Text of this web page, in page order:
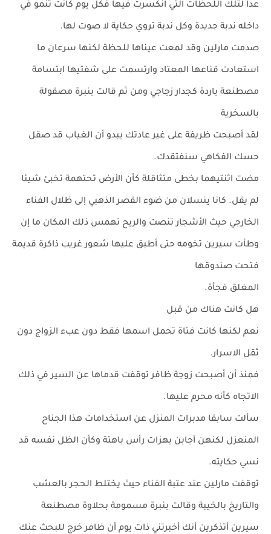
عدا لتلك اللحظات التي انكسرت فيها فكل يوم كانت تنمو في
داخله ندبة جديدة وكل ندبة تروي حكاية لا صوت لها.
صدمت مارلين وقد لمعت عيناها للحظة لكنها سرعان ما
استعادت قناعها المعتاد وارتسمت على شفتيها ابتسامة
مصطنعة باردة كجدار زجاجي ومن ثم قالت بنبرة مصقولة
بالسخرية
لقد أصبحت ظريفة على غير عادتك يبدو أن الغياب قد صقل
حسك الفكاهي سنفتقدك.
مضت اثنتيهما بخطى متثاقلة كأن الأرض تحتهمة تخبئ شيئا
لم يقل. كانا ينسلان من ضوء القصر الذهبي إلى ظلال الفناء
الخارجي حيث الأشجار تنصت والريح تهمس ذلك المكان ما إن
وطأت سيرين تخومه حتى أطبق عليها شعور غريب ذاكرة قديمة
فتحت صندوقها
المغلق فجأة.
هل كانت هناك من قبل
نعم لكنها كانت فتاة تحمل اسمها فقط دون عبء الزواج دون
ثقل الاسرار.
فمنذ أن أصبحت زوجة ظافر توقفت قدماها عن السير في ذلك
الاتجاه كأنه محرم عليها.
سألت سابقا مدبرات المنزل عن استخدامات هذا الجناح
المنعزل لكنهن أجابن بهزات رأس باهتة وكأن الظل نفسه قد
نسي حكايته.
توقفت مارلين عند عتبة الفناء حيث يختلط الحجر بالعشب
والتاريخ بالخيبة وقالت بنبرة مسمومة بحلاوة مصطنعة
سيرين أتذكرين أنك أخبرتني ذات يوم أن ظافر خرج للبحث عنك